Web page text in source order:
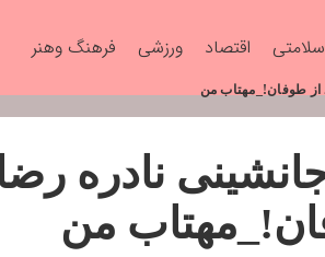
سلامتی اقتصاد ورزشی فرهنگ وهنر
از طوفان!_مهتاب من
نادره
من